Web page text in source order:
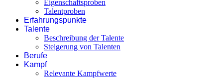
Eigenschaftsproben
Talentproben
Erfahrungspunkte
Talente
Beschreibung der Talente
Steigerung von Talenten
Berufe
Kampf
Relevante Kampfwerte